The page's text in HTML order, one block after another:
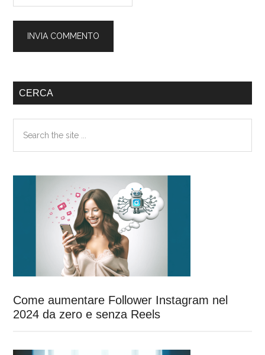
Barra
primaria
CERCA
the
Come aumentare Follower Instagram nel
2024 da zero e senza Reels